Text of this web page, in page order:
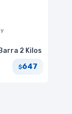
2 Kilos
$647